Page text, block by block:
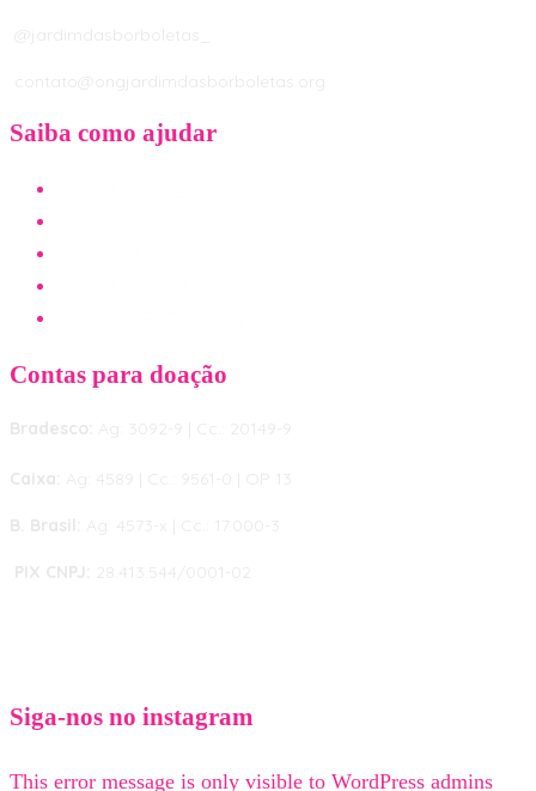
@jardimdasborboletas_
contato@ongjardimdasborboletas.org
Saiba como ajudar
Contas para doação
Bradesco: Ag: 3092-9 | Cc.: 20149-9
Caixa: Ag: 4589 | Cc.: 9561-0 | OP 13
B. Brasil: Ag: 4573-x | Cc.: 17.000-3
PIX CNPJ: 28.413.544/0001-02
Siga-nos no instagram
This error message is only visible to WordPress admins